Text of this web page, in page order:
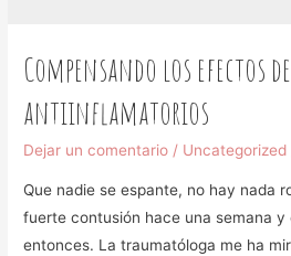
Compensando los efectos
antiinflamatorios
Dejar un comentario / Uncategorized
Que nadie se espante, no hay nada
fuerte contusión hace una semana y
entonces. La traumatóloga me ha